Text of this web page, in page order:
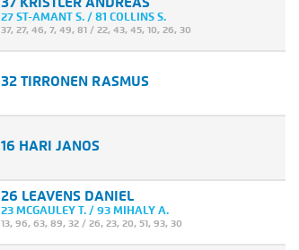
27 ST-AMANT S. / 81 COLLINS S.
37, 27, 46, 7, 49, 81 / 22, 43, 45, 10, 26, 30
32 TIRRONEN RASMUS
16 HARI JANOS
26 LEAVENS DANIEL
23 MCGAULEY T. / 93 MIHALY A.
13, 96, 63, 89, 32 / 26, 23, 20, 51, 93, 30